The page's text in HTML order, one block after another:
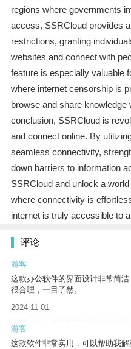
regions where governments
access, SSRCloud provides
restrictions, granting
websites and connect with
feature is especially valuable
where internet censorship is
browse and share knowledge
conclusion, SSRCloud is
and connect online. By
seamless connectivity,
down barriers to information
SSRCloud and unlock a
where connectivity is
internet is truly accessible to
评论
游客
这款办公软件的界面设计非常简
很合理，一目了然。
2024-11-01
游客
这款软件非常实用，可以帮助我